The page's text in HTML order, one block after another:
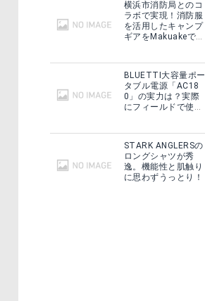
横浜市消防局とのコ
ラボで実現！消防服
を活用したキャンプ
ギアをMakuakeで予
BLUETTI大容量ポー
タブル電源「AC18
0」の実力は？実際
にフィールドで使用
STARK ANGLERSの
ロングシャツが秀
逸。機能性と肌触り
に思わずうっとり！